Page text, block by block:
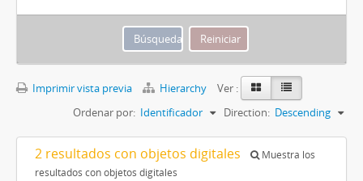
Imprimir vista previa Hierarchy
Ver :
Ordenar por: Identificador Direction: Descending
2 resultados con objetos digitales
Muestra los
resultados con objetos digitales